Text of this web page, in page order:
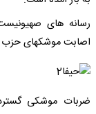
رسانه های
اصابت موشکهای حزب
ضربات موشکی